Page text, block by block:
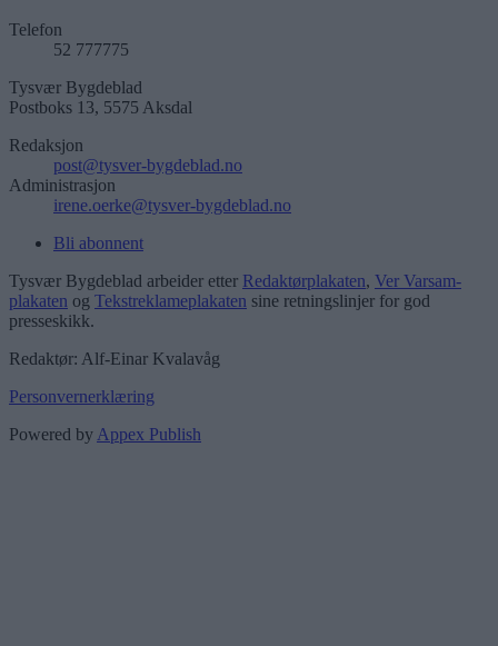
Telefon
52 777775
Tysvær Bygdeblad
Postboks 13, 5575 Aksdal
Redaksjon
post@tysver-bygdeblad.no
Administrasjon
irene.oerke@tysver-bygdeblad.no
Bli abonnent
Tysvær Bygdeblad arbeider etter Redaktørplakaten, Ver Varsam-
plakaten og Tekstreklameplakaten sine retningslinjer for god
presseskikk.
Redaktør: Alf-Einar Kvalavåg
Personvernerklæring
Powered byAppex Publish